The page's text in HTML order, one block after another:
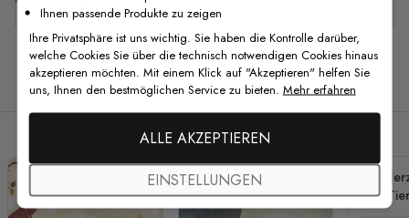
Verwandte Produkte
Ihnen passende Produkte zu zeigen
Ihre Privatsphäre ist uns wichtig. Sie haben die Kontrolle darüber,
welche Cookies Sie über die technisch notwendigen Cookies hinaus
akzeptieren möchten. Mit einem Klick auf "Akzeptieren" helfen Sie
uns, Ihnen den bestmöglichen Service zu bieten. Mehr erfahren
ALLE AKZEPTIEREN
EINSTELLUNGEN